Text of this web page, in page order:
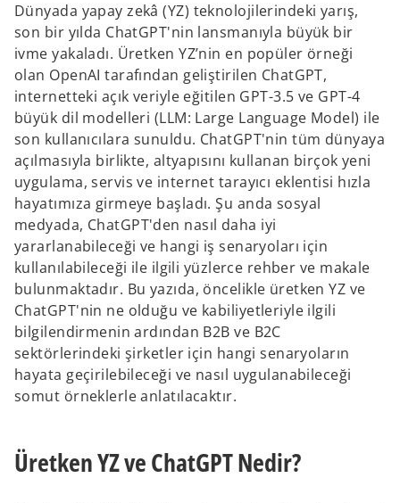
Dünyada yapay zekâ (YZ) teknolojilerindeki yarış,
son bir yılda ChatGPT'nin lansmanıyla büyük bir
ivme yakaladı. Üretken YZ’nin en popüler örneği
olan OpenAI tarafından geliştirilen ChatGPT,
internetteki açık veriyle eğitilen GPT-3.5 ve GPT-4
büyük dil modelleri (LLM: Large Language Model) ile
son kullanıcılara sunuldu. ChatGPT'nin tüm dünyaya
açılmasıyla birlikte, altyapısını kullanan birçok yeni
uygulama, servis ve internet tarayıcı eklentisi hızla
hayatımıza girmeye başladı. Şu anda sosyal
medyada, ChatGPT'den nasıl daha iyi
yararlanabileceği ve hangi iş senaryoları için
kullanılabileceği ile ilgili yüzlerce rehber ve makale
bulunmaktadır. Bu yazıda, öncelikle üretken YZ ve
ChatGPT'nin ne olduğu ve kabiliyetleriyle ilgili
bilgilendirmenin ardından B2B ve B2C
sektörlerindeki şirketler için hangi senaryoların
hayata geçirilebileceği ve nasıl uygulanabileceği
somut örneklerle anlatılacaktır.
Üretken YZ ve ChatGPT Nedir?